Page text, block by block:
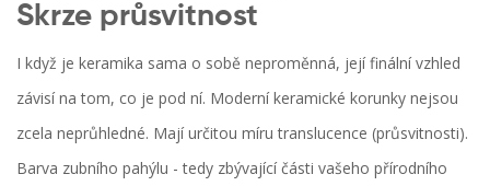
Skrze průsvitnost
I když je keramika sama o sobě neproměnná, její finální vzhled
závisí na tom, co je pod ní. Moderní keramické korunky nejsou
zcela neprůhledné. Mají určitou míru translucence (průsvitnosti).
Barva zubního pahýlu - tedy zbývající části vašeho přírodního